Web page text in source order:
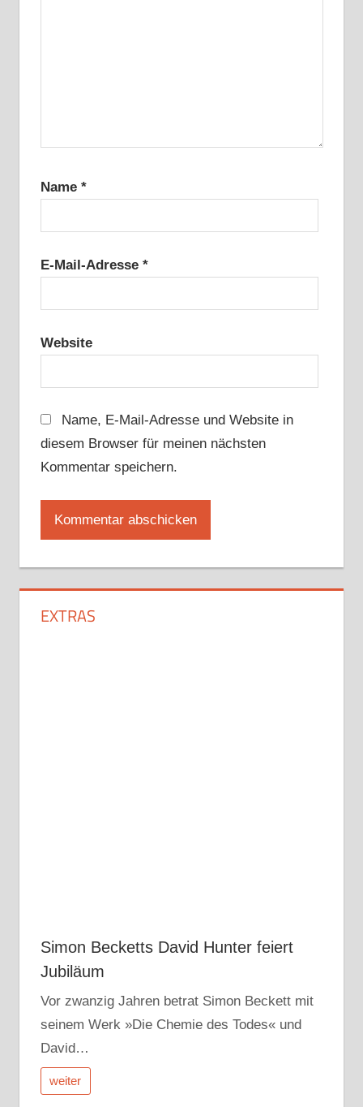
Name *
E-Mail-Adresse *
Website
Name, E-Mail-Adresse und Website in
diesem Browser für meinen nächsten
Kommentar speichern.
EXTRAS
Simon Becketts David Hunter feiert
Jubiläum
Vor zwanzig Jahren betrat Simon Beckett mit
seinem Werk »Die Chemie des Todes« und
David…
weiter